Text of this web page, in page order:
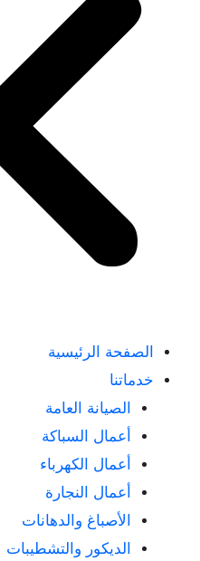
الصفحة الرئيسية
خدماتنا
الصيانة العامة
أعمال السباكة
أعمال الكهرباء
أعمال النجارة
الأصباغ والدهانات
الديكور والتشطيبات